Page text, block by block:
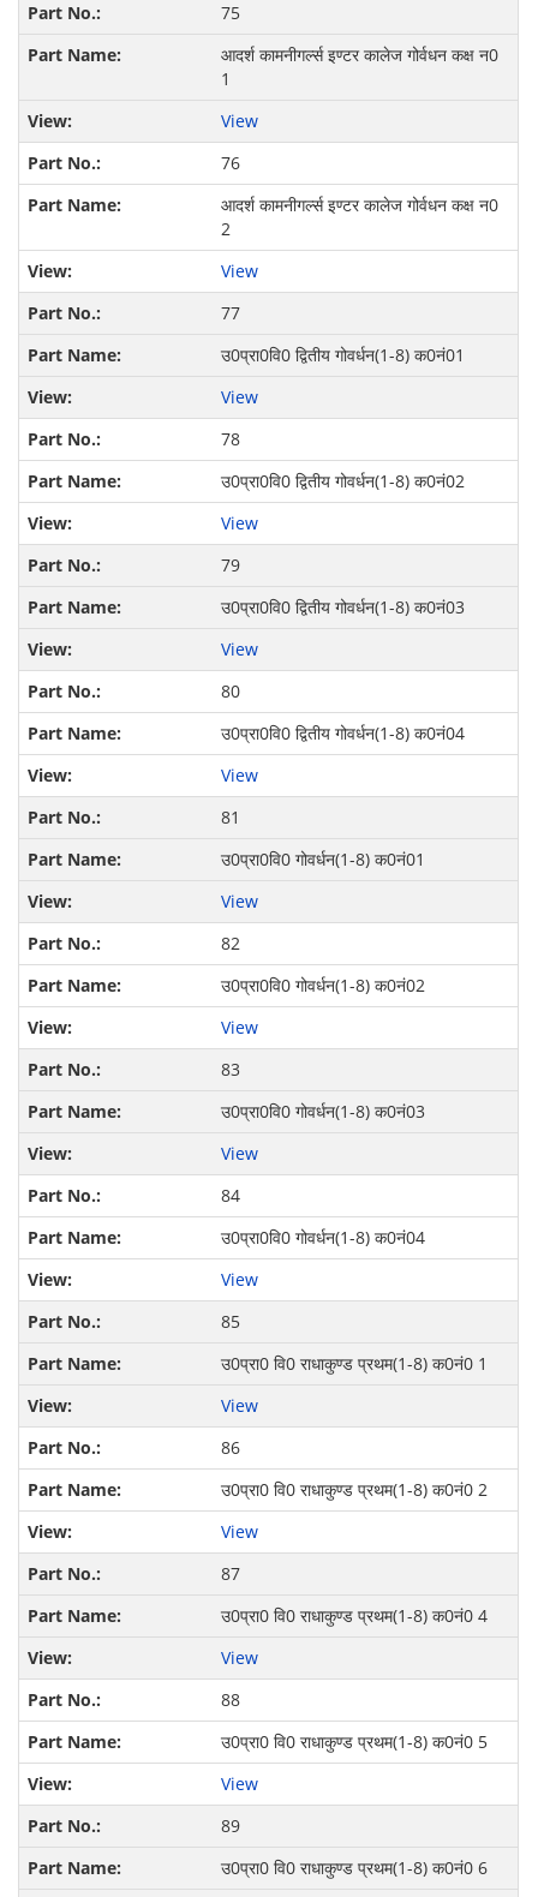
75
आदर्श कामनीगर्ल्स इण्टर कालेज गोर्वधन कक्ष न0
1
View
76
आदर्श कामनीगर्ल्स इण्टर कालेज गोर्वधन कक्ष न0
2
View
77
उ0प्रा0वि0 द्वितीय गोवर्धन(1-8) क0नं01
View
78
उ0प्रा0वि0 द्वितीय गोवर्धन(1-8) क0नं02
View
79
उ0प्रा0वि0 द्वितीय गोवर्धन(1-8) क0नं03
View
80
उ0प्रा0वि0 द्वितीय गोवर्धन(1-8) क0नं04
View
81
उ0प्रा0वि0 गोवर्धन(1-8) क0नं01
View
82
उ0प्रा0वि0 गोवर्धन(1-8) क0नं02
View
83
उ0प्रा0वि0 गोवर्धन(1-8) क0नं03
View
84
उ0प्रा0वि0 गोवर्धन(1-8) क0नं04
View
85
उ0प्रा0 वि0 राधाकुण्ड प्रथम(1-8) क0नं0 1
View
86
उ0प्रा0 वि0 राधाकुण्ड प्रथम(1-8) क0नं0 2
View
87
उ0प्रा0 वि0 राधाकुण्ड प्रथम(1-8) क0नं0 4
View
88
उ0प्रा0 वि0 राधाकुण्ड प्रथम(1-8) क0नं0 5
View
89
उ0प्रा0 वि0 राधाकुण्ड प्रथम(1-8) क0नं0 6